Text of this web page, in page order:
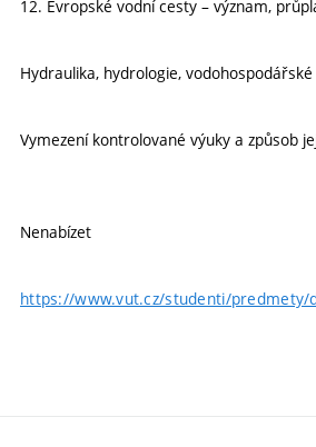
12. Evropské vodní cesty – význam,
Hydraulika, hydrologie, vodohospodářské
Vymezení kontrolované výuky a způsob
Nenabízet
https://www.vut.cz/studenti/predmety/